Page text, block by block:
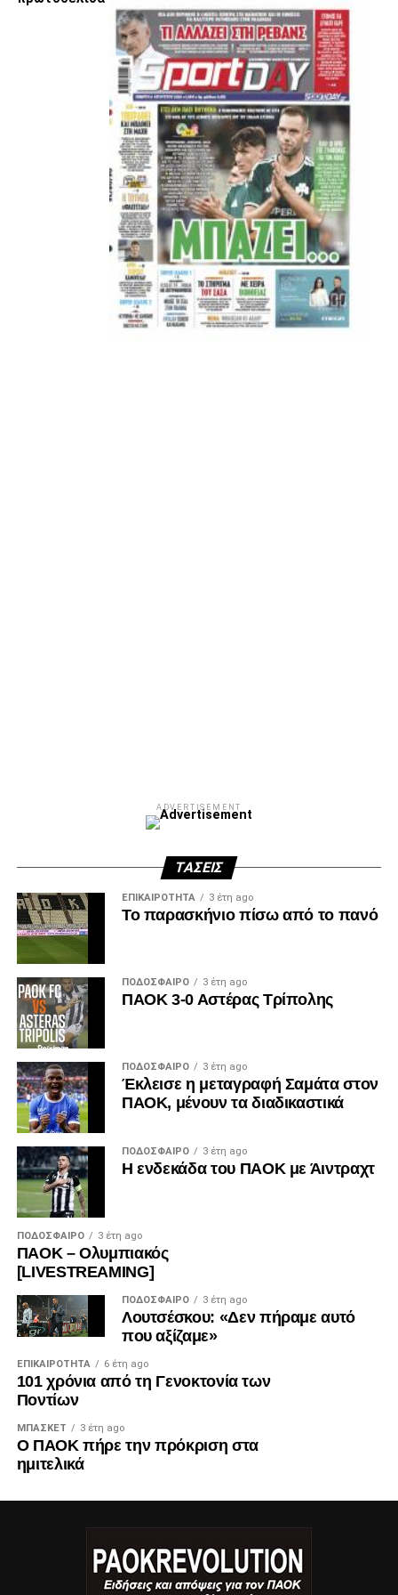
Facebook
Twitter
EmailPinterest
WhatsApp
LinkedIn
Telegram
ADVERTISEMENT
ΤΆΣΕΙΣ
ΕΠΙΚΑΙΡΌΤΗΤΑ 3 έτη ago
Το παρασκήνιο πίσω από το πανό
ΠΟΔΌΣΦΑΙΡΟ 3 έτη ago
ΠΑΟΚ 3-0 Αστέρας Τρίπολης
ΠΟΔΌΣΦΑΙΡΟ 3 έτη ago
Έκλεισε η μεταγραφή Σαμάτα στον
ΠΑΟΚ, μένουν τα διαδικαστικά
ΠΟΔΌΣΦΑΙΡΟ 3 έτη ago
Η ενδεκάδα του ΠΑΟΚ με Άιντραχτ
ΠΟΔΌΣΦΑΙΡΟ 3 έτη ago
ΠΑΟΚ – Ολυμπιακός
[LIVESTREAMING]
ΠΟΔΌΣΦΑΙΡΟ 3 έτη ago
Λουτσέσκου: «Δεν πήραμε αυτό
που αξίζαμε»
ΕΠΙΚΑΙΡΌΤΗΤΑ 6 έτη ago
101 χρόνια από τη Γενοκτονία των
Ποντίων
ΜΠΆΣΚΕΤ 3 έτη ago
Ο ΠΑΟΚ πήρε την πρόκριση στα
ημιτελικά